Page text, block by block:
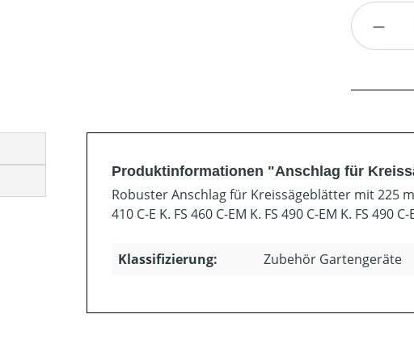
Produktinformationen "Anschlag für
Robuster Anschlag für Kreissägeblätter mit 225
410 C-E K. FS 460 C-EM K. FS 490 C-EM K. FS 490 C-
Klassifizierung: Zubehör Gartengeräte